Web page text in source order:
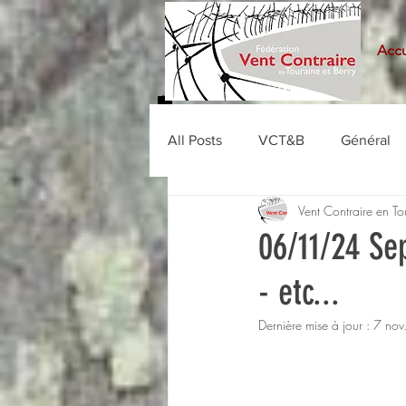
All Posts VCT&B Général
06/11/24
- etc...
Vent Contraire en
Dernière mise à jour : 7